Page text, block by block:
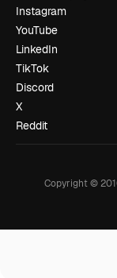
Instagram
YouTube
LinkedIn
TikTok
Discord
X
Reddit
Copyright ©